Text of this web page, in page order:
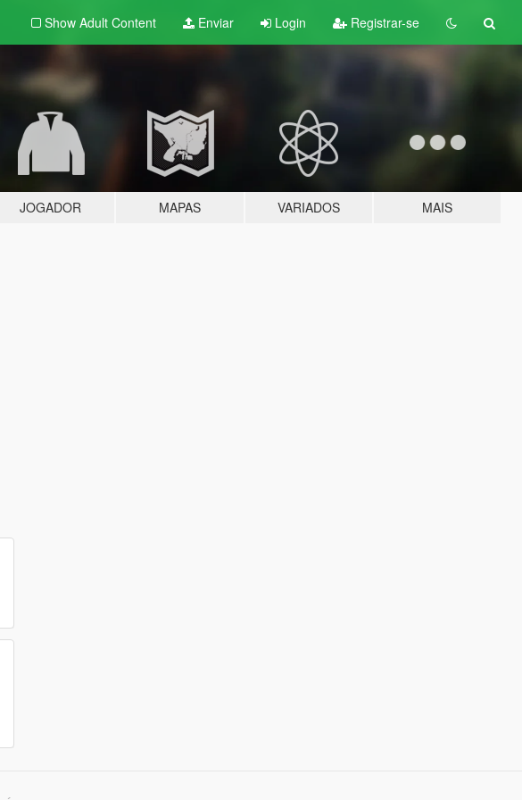
Show Adult Content Enviar Login Registrar-se
JOGADOR MAPAS VARIADOS MAIS